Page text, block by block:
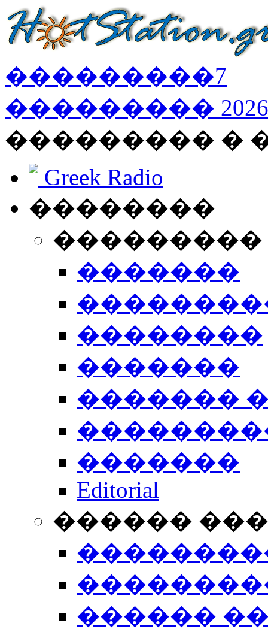
���������7
��������� 2026
��������� �
Greek Radio
��������
�������
��������
�������
�������
�������
Editorial
������
������